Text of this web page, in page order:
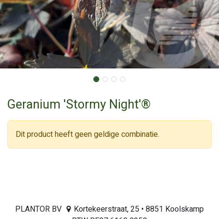
Geranium 'Stormy Night'®
Dit product heeft geen geldige combinatie.
PLANTOR BV
Kortekeerstraat, 25 • 8851 Koolskamp